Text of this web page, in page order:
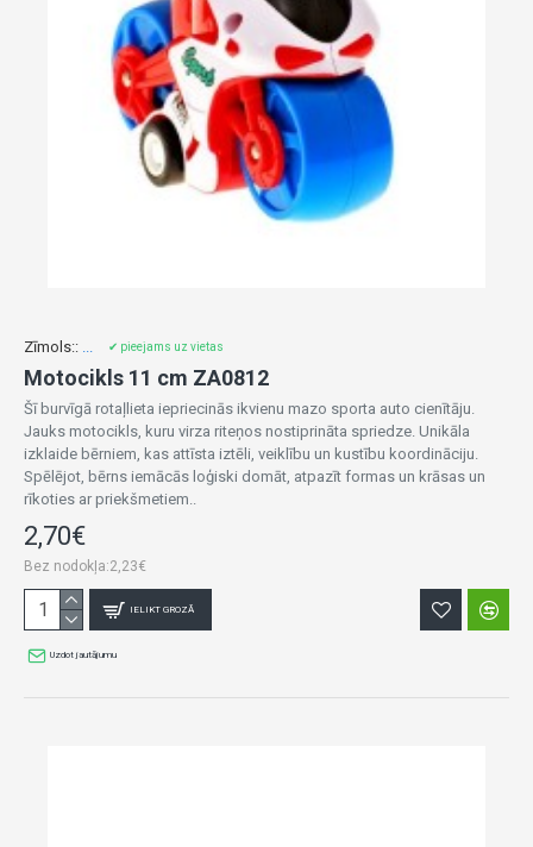
Zīmols:: ... ✔ pieejams uz vietas
Motocikls 11 cm ZA0812
Šī burvīgā rotaļlieta iepriecinās ikvienu mazo sporta auto cienītāju.
Jauks motocikls, kuru virza riteņos nostiprināta spriedze. Unikāla
izklaide bērniem, kas attīsta iztēli, veiklību un kustību koordināciju.
Spēlējot, bērns iemācās loģiski domāt, atpazīt formas un krāsas un
rīkoties ar priekšmetiem..
2,70€
Bez nodokļa:2,23€
IELIKT GROZĀ
Uzdot jautājumu